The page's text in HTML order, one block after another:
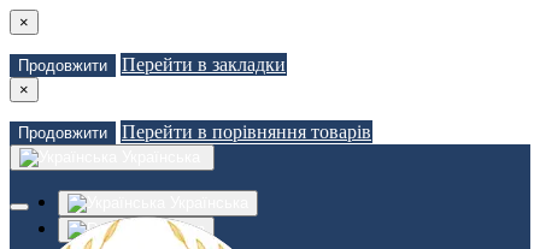
×
Продовжити Перейти в закладки
×
Продовжити Перейти в порівняння товарів
Russian